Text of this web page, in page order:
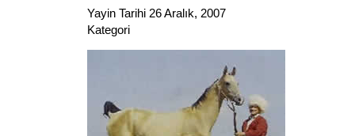
Yayin Tarihi 26 Aralık, 2007
Kategori